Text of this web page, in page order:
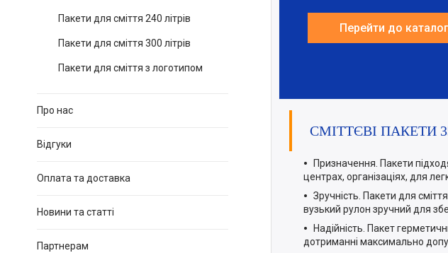
Перейти до
СМІТТЄВІ ПАКЕТИ
Призначення. Пакети
центрах, організаціях, для
Зручність. Пакети для
вузький рулон зручний для
Надійність. Пакет
дотриманні максимально
Пакети для сміття 240 літрів
Пакети для сміття 300 літрів
Пакети для сміття з логотипом
Про нас
Відгуки
Оплата та доставка
Новини та статті
Партнерам